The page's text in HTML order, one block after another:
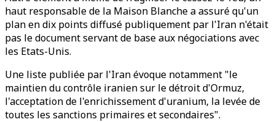
haut responsable de la Maison Blanche a assuré qu'un
plan en dix points diffusé publiquement par l'Iran n'était
pas le document servant de base aux négociations avec
les Etats-Unis.
Une liste publiée par l'Iran évoque notamment "le
maintien du contrôle iranien sur le détroit d'Ormuz,
l'acceptation de l'enrichissement d'uranium, la levée de
toutes les sanctions primaires et secondaires".